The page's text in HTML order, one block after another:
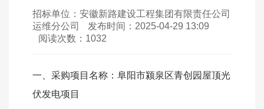
招标单位： 安徽新路建设工程集团有限责任公司
运维分公司
发布时间： 2025-04-29 13:09
阅读次数： 1032
一、采购项目名称：阜阳市颍泉区青创园屋顶光
伏发电项目